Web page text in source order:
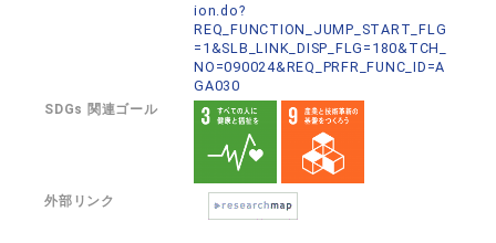
ion.do?
REQ_FUNCTION_JUMP_START_FLG
=1&SLB_LINK_DISP_FLG=180&TCH_
NO=090024&REQ_PRFR_FUNC_ID=A
GA030
SDGs 関連ゴール
外部リンク